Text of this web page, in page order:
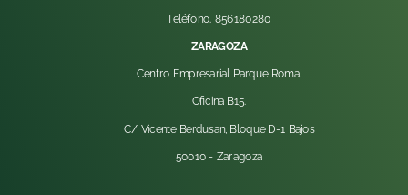
Teléfono. 856180280
ZARAGOZA
Centro Empresarial Parque Roma.
Oficina B15.
C/ Vicente Berdusan, Bloque D-1 Bajos
50010 -Zaragoza